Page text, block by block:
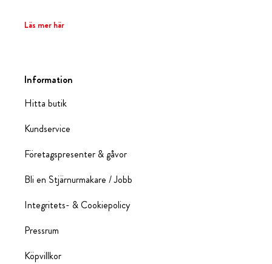
Läs mer här
Information
Hitta butik
Kundservice
Företagspresenter & gåvor
Bli en Stjärnurmakare / Jobb
Integritets- & Cookiepolicy
Pressrum
Köpvillkor